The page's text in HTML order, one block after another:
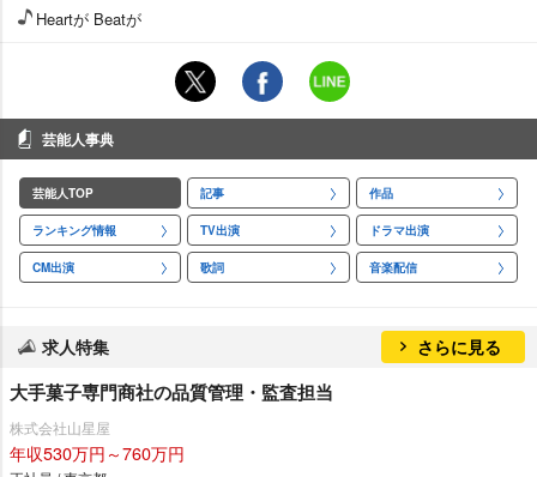
Heartが Beatが
芸能人事典
芸能人TOP 記事 作品
ランキング情報 TV出演 ドラマ出演
CM出演 歌詞 音楽配信
求人特集 さらに見る
大手菓子専門商社の品質管理・監査担当
株式会社山星屋
年収530万円～760万円